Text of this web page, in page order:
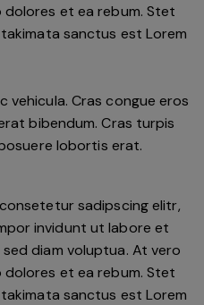
et ea rebum. Stet
sanctus est Lorem
vehicula. Cras congue eros
bibendum. Cras turpis
lobortis erat.
sadipscing elitr,
invidunt ut labore et
diam voluptua. At vero
et ea rebum. Stet
sanctus est Lorem